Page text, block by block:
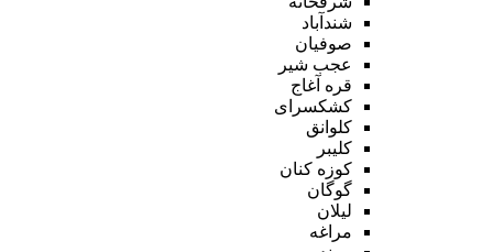
شندآباد
صوفیان
عجب شیر
قره آغاج
کشکسرای
کلوانق
کلیبر
کوزه کنان
گوگان
لیلان
مراغه